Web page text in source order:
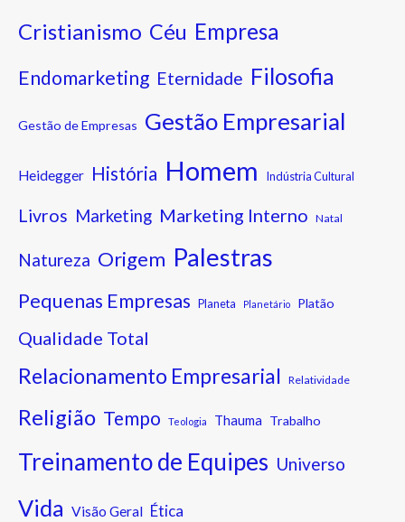
Cristianismo Céu Empresa
Endomarketing Eternidade Filosofia
Gestão de Empresas Gestão Empresarial
Heidegger História Homem Indústria Cultural
Livros Marketing Marketing Interno Natal
Natureza Origem Palestras
Pequenas Empresas Planeta Planetário Platão
Qualidade Total
Relacionamento Empresarial Relatividade
Religião Tempo Teologia Thauma Trabalho
Treinamento de Equipes Universo
Vida Visão Geral Ética